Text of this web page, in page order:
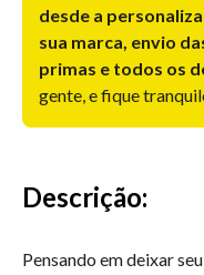
desde a
sua marca, envio
primas e todos os
gente, e fique
Descrição:
Pensando em deixar